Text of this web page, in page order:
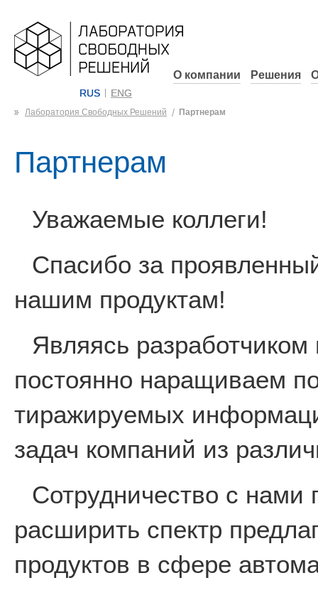
RUS ENG
О компании Решения
Лаборатория Свободных Решений Партнерам
Партнерам
Уважаемые коллеги!
Спасибо за
нашим продуктам!
Являясь
постоянно наращиваем
тиражируемых
задач компаний из
Сотрудничество с нами
расширить спектр
продуктов в сфере